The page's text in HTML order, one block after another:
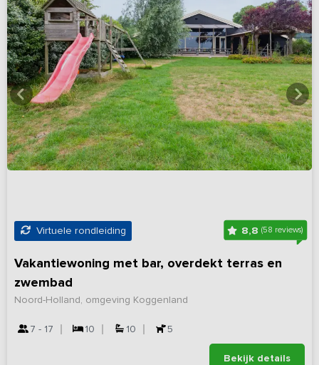
Virtuele rondleiding 8,8 (58 reviews)
Vakantiewoning met bar, overdekt terras en
zwembad
Noord-Holland, omgeving Koggenland
7 - 17 10 10 5
Bekijk details